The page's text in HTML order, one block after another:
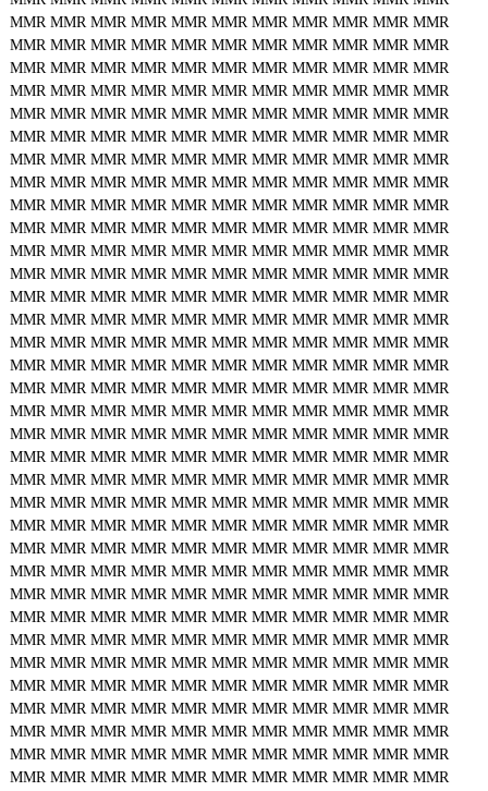
MMR MMR MMR MMR MMR MMR MMR MMR MMR MMR MMR
MMR MMR MMR MMR MMR MMR MMR MMR MMR MMR MMR
MMR MMR MMR MMR MMR MMR MMR MMR MMR MMR MMR
MMR MMR MMR MMR MMR MMR MMR MMR MMR MMR MMR
MMR MMR MMR MMR MMR MMR MMR MMR MMR MMR MMR
MMR MMR MMR MMR MMR MMR MMR MMR MMR MMR MMR
MMR MMR MMR MMR MMR MMR MMR MMR MMR MMR MMR
MMR MMR MMR MMR MMR MMR MMR MMR MMR MMR MMR
MMR MMR MMR MMR MMR MMR MMR MMR MMR MMR MMR
MMR MMR MMR MMR MMR MMR MMR MMR MMR MMR MMR
MMR MMR MMR MMR MMR MMR MMR MMR MMR MMR MMR
MMR MMR MMR MMR MMR MMR MMR MMR MMR MMR MMR
MMR MMR MMR MMR MMR MMR MMR MMR MMR MMR MMR
MMR MMR MMR MMR MMR MMR MMR MMR MMR MMR MMR
MMR MMR MMR MMR MMR MMR MMR MMR MMR MMR MMR
MMR MMR MMR MMR MMR MMR MMR MMR MMR MMR MMR
MMR MMR MMR MMR MMR MMR MMR MMR MMR MMR MMR
MMR MMR MMR MMR MMR MMR MMR MMR MMR MMR MMR
MMR MMR MMR MMR MMR MMR MMR MMR MMR MMR MMR
MMR MMR MMR MMR MMR MMR MMR MMR MMR MMR MMR
MMR MMR MMR MMR MMR MMR MMR MMR MMR MMR MMR
MMR MMR MMR MMR MMR MMR MMR MMR MMR MMR MMR
MMR MMR MMR MMR MMR MMR MMR MMR MMR MMR MMR
MMR MMR MMR MMR MMR MMR MMR MMR MMR MMR MMR
MMR MMR MMR MMR MMR MMR MMR MMR MMR MMR MMR
MMR MMR MMR MMR MMR MMR MMR MMR MMR MMR MMR
MMR MMR MMR MMR MMR MMR MMR MMR MMR MMR MMR
MMR MMR MMR MMR MMR MMR MMR MMR MMR MMR MMR
MMR MMR MMR MMR MMR MMR MMR MMR MMR MMR MMR
MMR MMR MMR MMR MMR MMR MMR MMR MMR MMR MMR
MMR MMR MMR MMR MMR MMR MMR MMR MMR MMR MMR
MMR MMR MMR MMR MMR MMR MMR MMR MMR MMR MMR
MMR MMR MMR MMR MMR MMR MMR MMR MMR MMR MMR
MMR MMR MMR MMR MMR MMR MMR MMR MMR MMR MMR